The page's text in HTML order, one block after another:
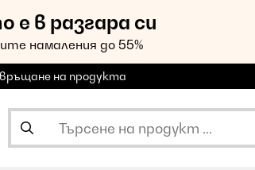
е в разгара си
намаления до 55%
връщане на продукта